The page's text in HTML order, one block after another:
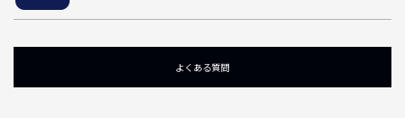
よくある質問